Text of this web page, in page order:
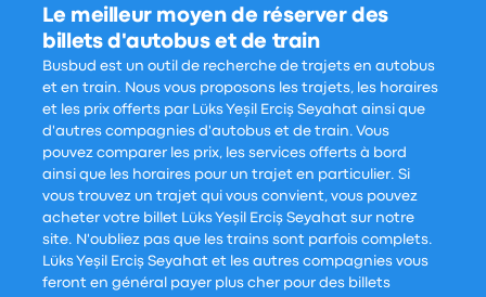
Le meilleur moyen de réserver des
billets d'autobus et de train
Busbud est un outil de recherche de trajets en autobus
et en train. Nous vous proposons les trajets, les horaires
et les prix offerts par Lüks Yeşil Erciş Seyahat ainsi que
d'autres compagnies d'autobus et de train. Vous
pouvez comparer les prix, les services offerts à bord
ainsi que les horaires pour un trajet en particulier. Si
vous trouvez un trajet qui vous convient, vous pouvez
acheter votre billet Lüks Yeşil Erciş Seyahat sur notre
site. N'oubliez pas que les trains sont parfois complets.
Lüks Yeşil Erciş Seyahat et les autres compagnies vous
feront en général payer plus cher pour des billets